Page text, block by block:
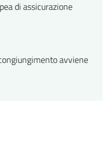
di assicurazione
avviene